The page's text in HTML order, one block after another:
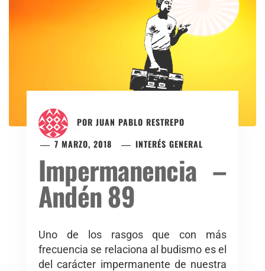
POR JUAN PABLO RESTREPO
7 MARZO, 2018
INTERÉS GENERAL
Impermanencia –
Andén 89
Uno de los rasgos que con más
frecuencia se relaciona al budismo es el
del carácter impermanente de nuestra